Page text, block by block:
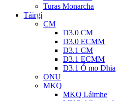
Turas Monarcha
Táirgí
CM
D3.0 CM
D3.0 ECMM
D3.1 CM
D3.1 ECMM
D3.1 Ó mo Dhia
ONU
MKQ
MKQ Láimhe